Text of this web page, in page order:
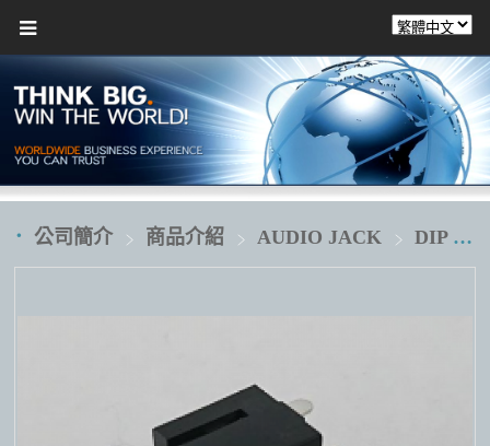
公司簡介 商品介紹 AUDIO JACK DIP 插板式